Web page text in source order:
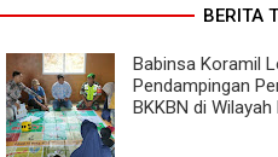
BERITA
Babinsa Koramil
Pendampingan
BKKBN di Wilayah